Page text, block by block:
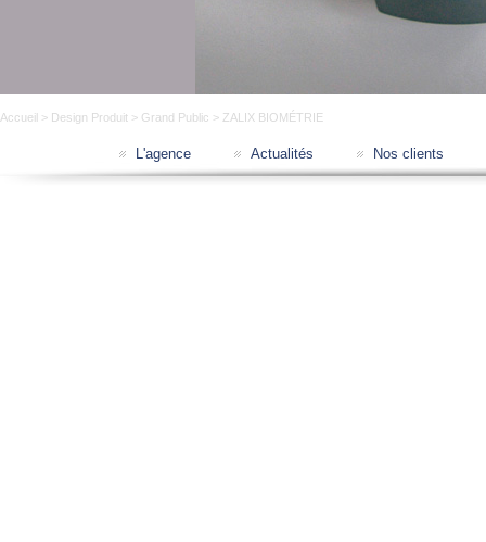
Accueil > Design Produit > Grand Public > ZALIX BIOMÉTRIE
L'agence Actualités Nos clients